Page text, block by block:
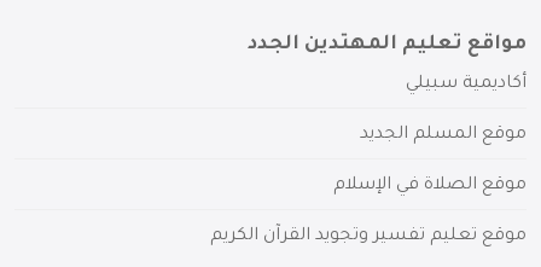
مواقع تعليم المهتدين الجدد
أكاديمية سبيلي
موقع المسلم الجديد
موقع الصلاة في الإسلام
موقع تعليم تفسير وتجويد القرآن الكريم